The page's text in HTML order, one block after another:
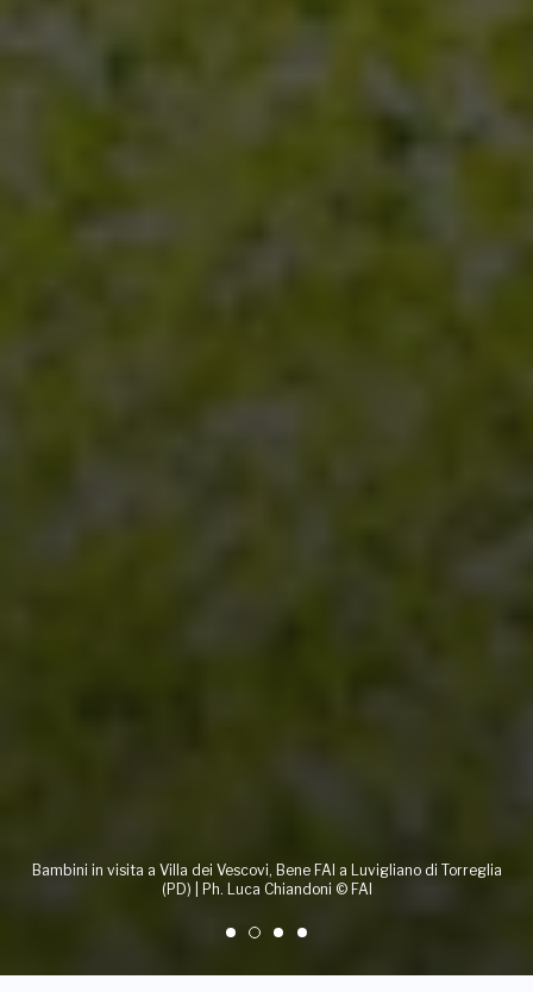
Bambini in visita a Villa dei Vescovi, Bene FAI a Luvigliano di Torreglia
(PD) | Ph. Luca Chiandoni © FAI